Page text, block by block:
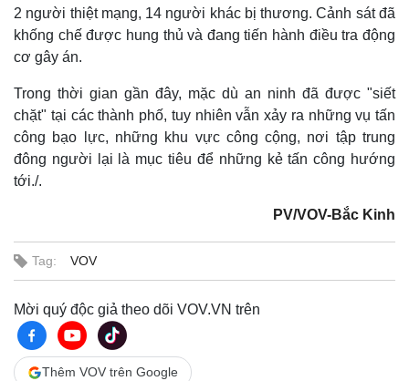
2 người thiệt mạng, 14 người khác bị thương. Cảnh sát đã
khống chế được hung thủ và đang tiến hành điều tra động
cơ gây án.
Trong thời gian gần đây, mặc dù an ninh đã được "siết
chặt" tại các thành phố, tuy nhiên vẫn xảy ra những vụ tấn
công bạo lực, những khu vực công cộng, nơi tập trung
đông người lại là mục tiêu để những kẻ tấn công hướng
tới./.
PV/VOV-Bắc Kinh
Tag: VOV
Mời quý độc giả theo dõi VOV.VN trên
Thêm VOV trên Google